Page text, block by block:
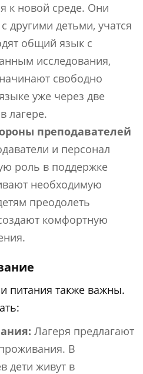
к новой среде. Они
другими детьми, учатся
общий язык с
исследования,
свободно
уже через две
лагере.
преподавателей
и персонал
роль в поддержке
необходимую
преодолеть
комфортную
питания также важны.
Лагеря предлагают
В
дети живут в